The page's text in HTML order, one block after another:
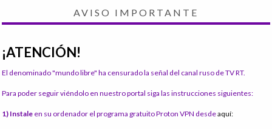
AVISO IMPORTANTE
¡ATENCIÓN!
El denominado "mundo libre" ha censurado la señal del canal ruso de TV RT.
Para poder seguir viéndolo en nuestro portal siga las instrucciones siguientes:
1) Instale en su ordenador el programa gratuito Proton VPN desdeaquí: